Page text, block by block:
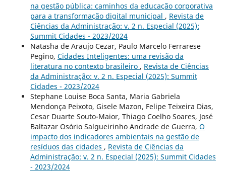
na gestão pública: caminhos da educação corporativa
para a transformação digital municipal , Revista de
Ciências da Administração: v. 2 n. Especial (2025):
Summit Cidades - 2023/2024
Natasha de Araujo Cezar, Paulo Marcelo Ferrarese
Pegino, Cidades Inteligentes: uma revisão da
literatura no contexto brasileiro , Revista de Ciências
da Administração: v. 2 n. Especial (2025): Summit
Cidades - 2023/2024
Stephane Louise Boca Santa, Maria Gabriela
Mendonça Peixoto, Gisele Mazon, Felipe Teixeira Dias,
Cesar Duarte Souto-Maior, Thiago Coelho Soares, José
Baltazar Osório Salgueirinho Andrade de Guerra, O
impacto dos indicadores ambientais na gestão de
resíduos das cidades , Revista de Ciências da
Administração: v. 2 n. Especial (2025): Summit Cidades
- 2023/2024